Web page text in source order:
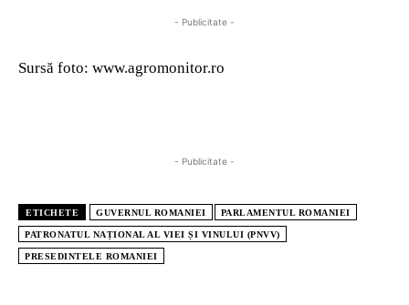
- Publicitate -
Sursă foto: www.agromonitor.ro
- Publicitate -
ETICHETE GUVERNUL ROMANIEI PARLAMENTUL ROMANIEI
PATRONATUL NAȚIONAL AL VIEI ȘI VINULUI (PNVV)
PRESEDINTELE ROMANIEI